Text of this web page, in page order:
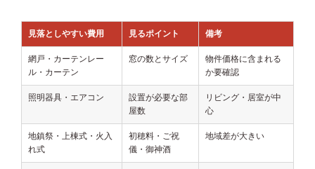
見落としやすい費用 見るポイント 備考
網戸・カーテンレー
ル・カーテン
窓の数とサイズ
物件価格に含まれる
か要確認
照明器具・エアコン
設置が必要な部
屋数
リビング・居室が中
心
地鎮祭・上棟式・火入
れ式
初穂料・ご祝
儀・御神酒
地域差が大きい